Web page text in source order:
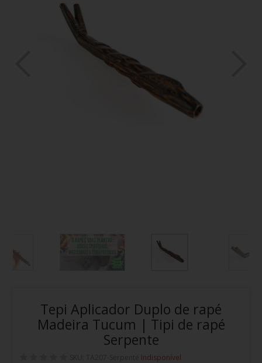
Tepi Aplicador Duplo de rapé
Madeira Tucum | Tipi de rapé
Serpente
Indisponível